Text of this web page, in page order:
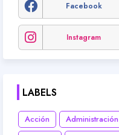
Facebook
Instagram
LABELS
Acción Administración